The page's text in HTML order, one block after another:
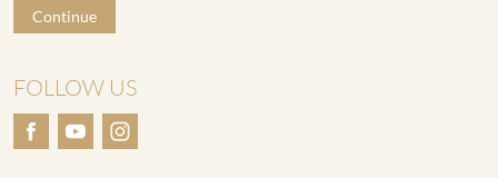
Continue
FOLLOW US